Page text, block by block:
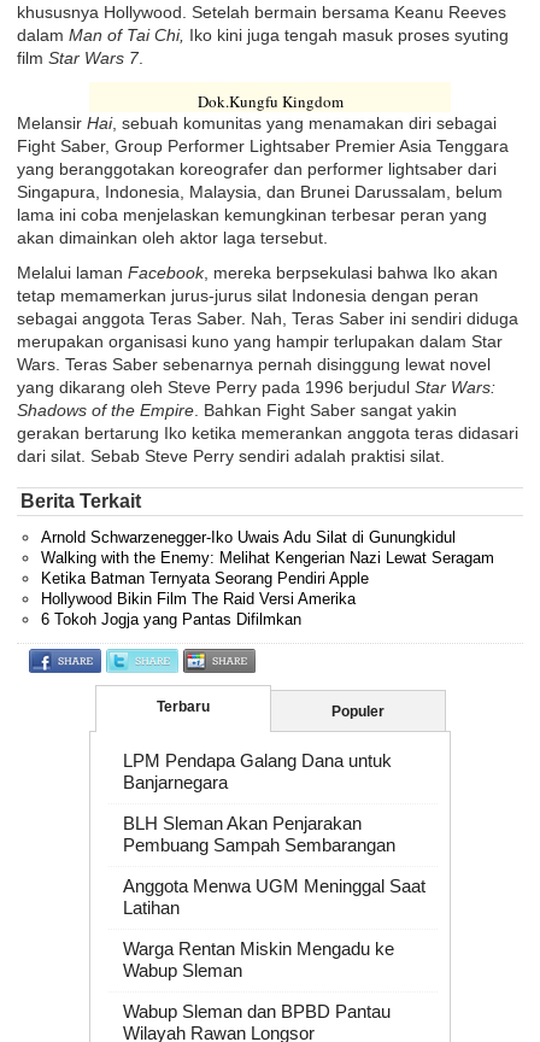
khususnya Hollywood. Setelah bermain bersama Keanu Reeves
dalamMan of Tai Chi, Iko kini juga tengah masuk proses syuting
filmStar Wars 7.
Dok.Kungfu Kingdom
MelansirHai, sebuah komunitas yang menamakan diri sebagai
Fight Saber, Group Performer Lightsaber Premier Asia Tenggara
yang beranggotakan koreografer dan performer lightsaber dari
Singapura, Indonesia, Malaysia, dan Brunei Darussalam, belum
lama ini coba menjelaskan kemungkinan terbesar peran yang
akan dimainkan oleh aktor laga tersebut.
Melalui lamanFacebook, mereka berpsekulasi bahwa Iko akan
tetap memamerkan jurus-jurus silat Indonesia dengan peran
sebagai anggota Teras Saber. Nah, Teras Saber ini sendiri diduga
merupakan organisasi kuno yang hampir terlupakan dalam Star
Wars. Teras Saber sebenarnya pernah disinggung lewat novel
yang dikarang oleh Steve Perry pada 1996 berjudulStar Wars:
Shadows of the Empire . Bahkan Fight Saber sangat yakin
gerakan bertarung Iko ketika memerankan anggota teras didasari
dari silat. Sebab Steve Perry sendiri adalah praktisi silat.
Berita Terkait
Arnold Schwarzenegger-Iko Uwais Adu Silat di Gunungkidul
Walking with the Enemy: Melihat Kengerian Nazi Lewat Seragam
Ketika Batman Ternyata Seorang Pendiri Apple
Hollywood Bikin Film The Raid Versi Amerika
6 Tokoh Jogja yang Pantas Difilmkan
Terbaru Populer
LPM Pendapa Galang Dana untuk
Banjarnegara
BLH Sleman Akan Penjarakan
Pembuang Sampah Sembarangan
Anggota Menwa UGM Meninggal Saat
Latihan
Warga Rentan Miskin Mengadu ke
Wabup Sleman
Wabup Sleman dan BPBD Pantau
Wilayah Rawan Longsor